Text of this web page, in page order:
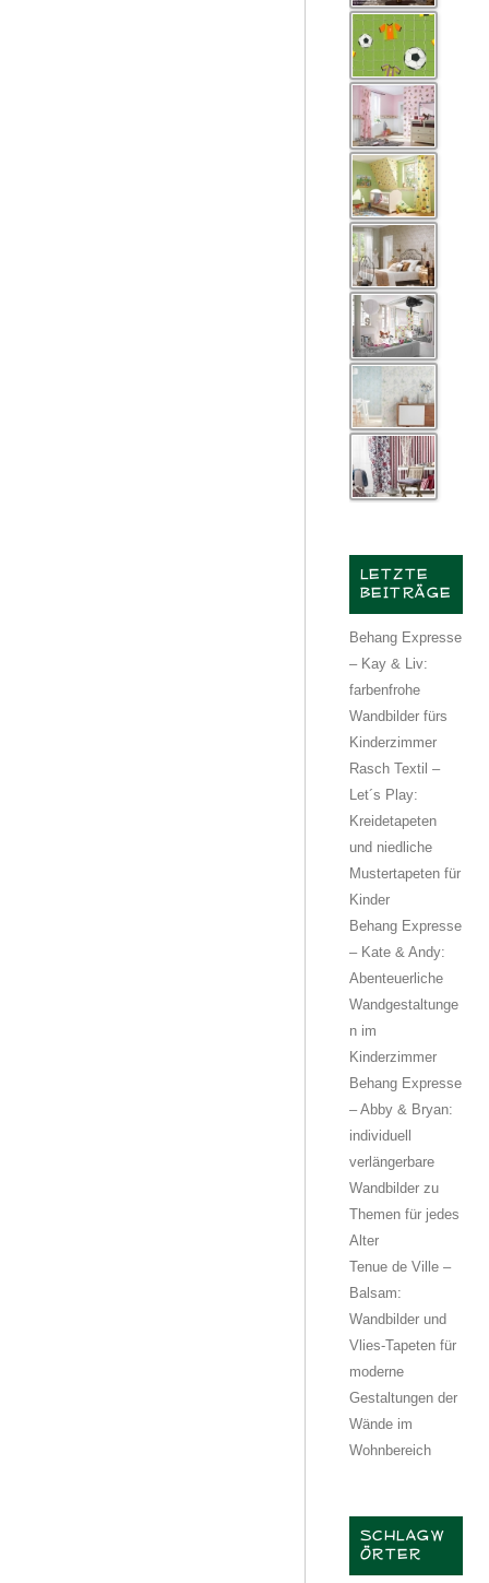
LETZTE
BEITRÄGE
Behang Expresse
– Kay & Liv:
farbenfrohe
Wandbilder fürs
Kinderzimmer
Rasch Textil –
Let´s Play:
Kreidetapeten
und niedliche
Mustertapeten für
Kinder
Behang Expresse
– Kate & Andy:
Abenteuerliche
Wandgestaltunge
n im
Kinderzimmer
Behang Expresse
– Abby & Bryan:
individuell
verlängerbare
Wandbilder zu
Themen für jedes
Alter
Tenue de Ville –
Balsam:
Wandbilder und
Vlies-Tapeten für
moderne
Gestaltungen der
Wände im
Wohnbereich
SCHLAGW
ÖRTER